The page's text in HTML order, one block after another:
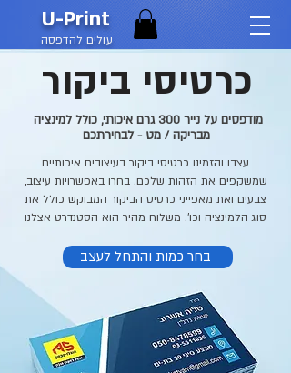
U-Print
עולים להדפסה
כרטיסי ביקור
מבריקה / מט - לבחירתכם
עצבו והזמינו כרטיסי ביקור בעיצובים איכותיים
שמשקפים את הזהות שלכם. בחרו באפשרויות עיצוב,
צבעים ואת מאפייני כרטיס הביקור המבוקש כולל את
סוג הלמינציה וכו'. משלוח מהיר הוא הסטנדרט אצלנו
בחר כמות והתחל לעצב